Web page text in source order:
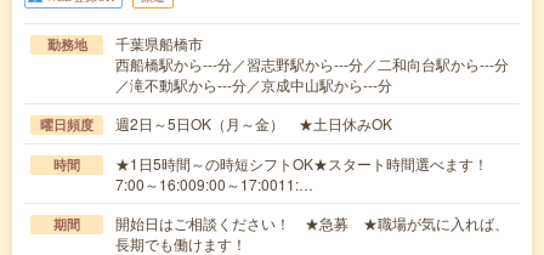
勤務地
千葉県船橋市
西船橋駅から---分／習志野駅から---分／二和向台駅から---分
／滝不動駅から---分／京成中山駅から---分
曜日頻度 週2日～5日OK（月～金） ★土日休みOK
時間
★1日5時間～の時短シフトOK★スタート時間選べます！
7:00～16:009:00～17:0011:…
期間
開始日はご相談ください！ ★急募 ★職場が気に入れば、
長期でも働けます！